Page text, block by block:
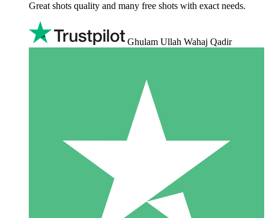
Great shots quality and many free shots with exact needs.
Ghulam Ullah Wahaj Qadir